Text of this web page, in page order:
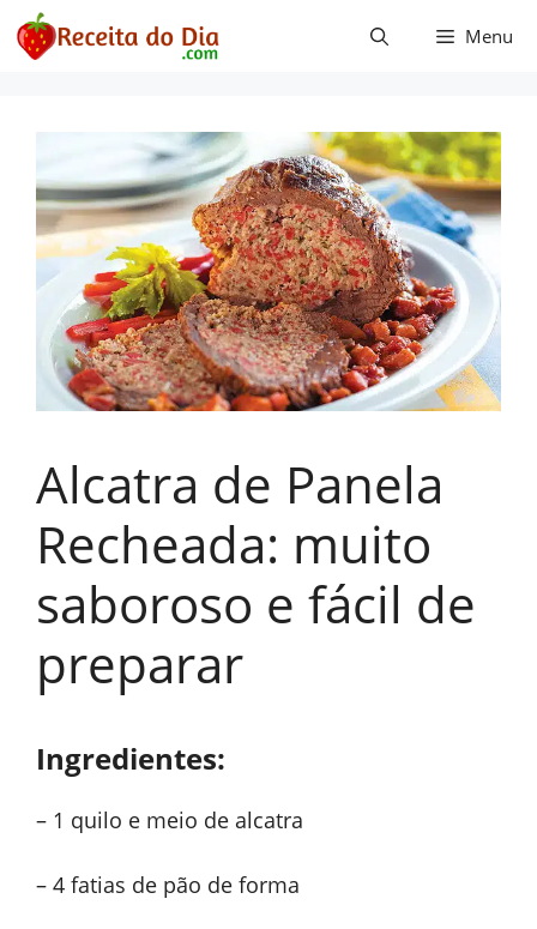
Pular
para
Menu
Alcatra de Panela
Recheada: muito
saboroso e fácil de
preparar
Ingredientes:
– 1 quilo e meio de alcatra
– 4 fatias de pão de forma